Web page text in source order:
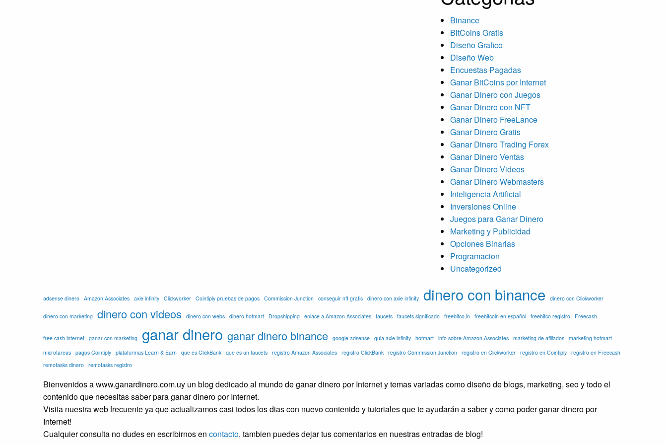
Binance
BitCoins Gratis
Diseño Grafico
Diseño Web
Encuestas Pagadas
Ganar BitCoins por Internet
Ganar Dinero con Juegos
Ganar Dinero con NFT
Ganar Dinero FreeLance
Ganar Dinero Gratis
Ganar Dinero Trading Forex
Ganar Dinero Ventas
Ganar Dinero Videos
Ganar Dinero Webmasters
Inteligencia Artificial
Inversiones Online
Juegos para Ganar Dinero
Marketing y Publicidad
Opciones Binarias
Programacion
Uncategorized
adsense dinero Amazon Associates axie infinity Clickworker Cointiply pruebas de pagos Commission Junction conseguir nft gratis dinero con axie infinity dinero con binance dinero con Clickworker
dinero con marketing dinero con videos dinero con webs dinero hotmart Dropshipping enlace a Amazon Associates faucets faucets significado freebitco.in freebitcoin en español freebitco registro Freecash
free cash internet ganar con marketing ganar dinero ganar dinero binance google adsense guia axie infinity hotmart info sobre Amazon Associates marketing de afiliados marketing hotmart
microtareas pagos Cointiply plataformas Learn & Earn que es ClickBank que es un faucets registro Amazon Associates registro ClickBank registro Commission Junction registro en Clickworker registro en Cointiply registro en Freecash
remotasks dinero remotasks registro
Bienvenidos a www.ganardinero.com.uy un blog dedicado al mundo de ganar dinero por Internet y temas variadas como diseño de blogs, marketing, seo y todo el
contenido que necesitas saber para ganar dinero por Internet.
Visita nuestra web frecuente ya que actualizamos casi todos los dias con nuevo contenido y tutoriales que te ayudarán a saber y como poder ganar dinero por
Internet!
Cualquier consulta no dudes en escribirnos en contacto, tambien puedes dejar tus comentarios en nuestras entradas de blog!